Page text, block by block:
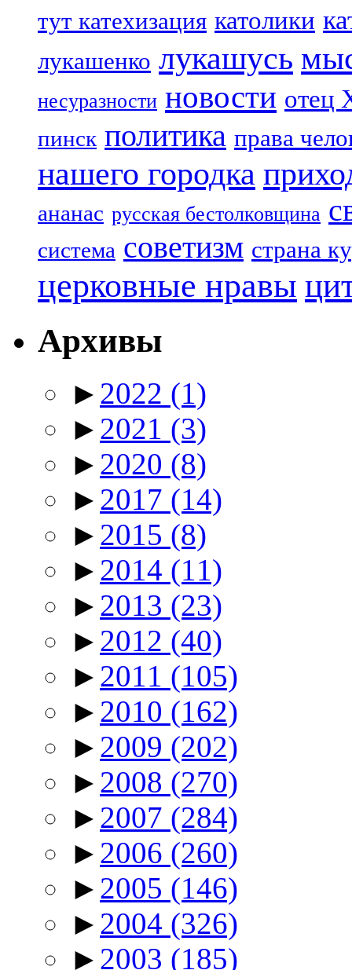
тут катехизация католики
лукашенко лукашусь
несуразности новости отец
пинск политика права
нашего городка
ананас русская бестолковщина
система советизм страна
церковные нравы
Архивы
► 2022 (1)
► 2021 (3)
► 2020 (8)
► 2017 (14)
► 2015 (8)
► 2014 (11)
► 2013 (23)
► 2012 (40)
► 2011 (105)
► 2010 (162)
► 2009 (202)
► 2008 (270)
► 2007 (284)
► 2006 (260)
► 2005 (146)
► 2004 (326)
► 2003 (185)